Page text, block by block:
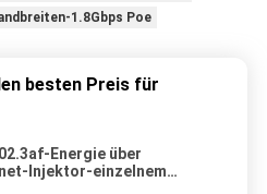
1.8Gbps Poe
besten Preis für
Energie über
Injektor-einzelnem